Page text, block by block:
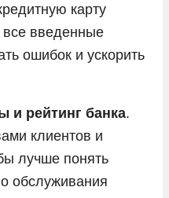
карту
все введенные
ошибок и ускорить
и рейтинг банка.
клиентов и
лучше понять
обслуживания